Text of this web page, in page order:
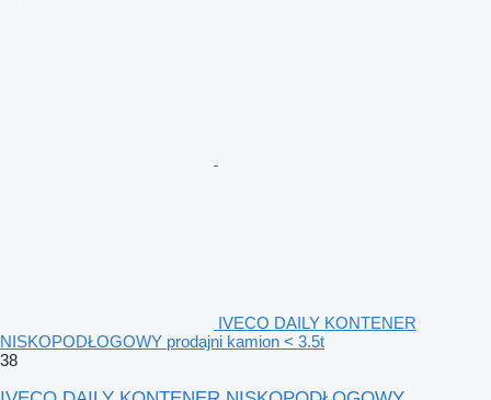
IVECO DAILY KONTENER
NISKOPODŁOGOWY prodajni kamion < 3.5t
38